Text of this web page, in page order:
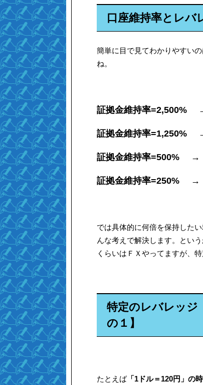
口座維持率とレバ
簡単に目で見てわかりやすい
ね。
証拠金維持率=2,500%
証拠金維持率=1,250%
証拠金維持率=500% →
証拠金維持率=250% →
では具体的に何倍を保持した
んな考えで解決します。とい
くらいはＦＸやってますが、
特定のレバレッジ
の１】
たとえば「1ドル＝120円」の